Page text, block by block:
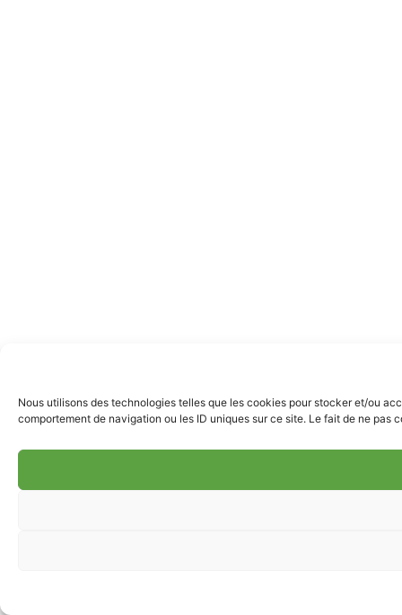
Nous utilisons des technologies telles que les cookies pour stocker et/ou
comportement de navigation ou les ID uniques sur ce site. Le fait de ne